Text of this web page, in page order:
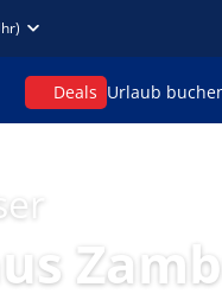
Deals Urlaub